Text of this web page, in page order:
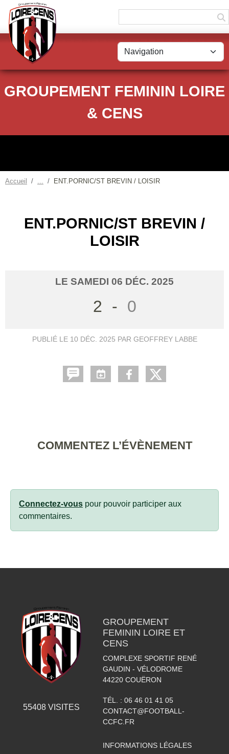
GROUPEMENT FEMININ LOIRE
& CENS
Accueil ENT.PORNIC/ST BREVIN / LOISIR
ENT.PORNIC/ST BREVIN /
LOISIR
LE SAMEDI 06 DÉC. 2025
2 - 0
PUBLIÉ LE 10 DÉC. 2025 PAR GEOFFREY LABBE
COMMENTEZ L’ÉVÈNEMENT
Connectez-vous pour pouvoir participer aux
commentaires.
55408VISITES
GROUPEMENT
FEMININ LOIRE ET
CENS
COMPLEXE SPORTIF RENÉ
GAUDIN - VÉLODROME
44220 COUËRON
TÉL. : 06 46 01 41 05
CONTACT@FOOTBALL-
CCFC.FR
INFORMATIONS LÉGALES
Panneau de gestion des cookies